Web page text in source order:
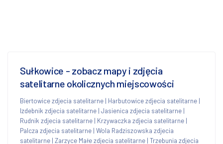
Sułkowice - zobacz mapy i zdjęcia
satelitarne okolicznych miejscowości
Biertowice zdjecia satelitarne | Harbutowice zdjecia satelitarne |
Izdebnik zdjecia satelitarne | Jasienica zdjecia satelitarne |
Rudnik zdjecia satelitarne | Krzywaczka zdjecia satelitarne |
Palcza zdjecia satelitarne | Wola Radziszowska zdjecia
satelitarne | Zarzyce Małe zdjecia satelitarne | Trzebunia zdjecia